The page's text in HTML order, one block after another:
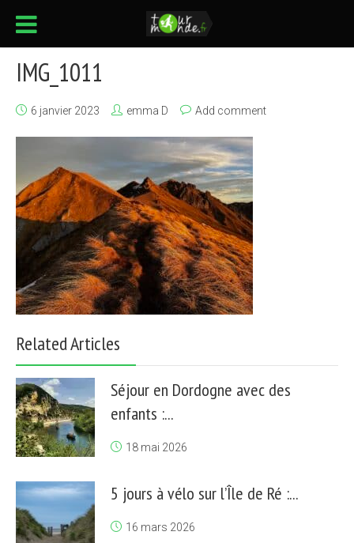
IMG_1011
6 janvier 2023 emma D Add comment
Related Articles
Séjour en Dordogne avec des
enfants :...
18 mai 2026
5 jours à vélo sur l’Île de Ré :...
16 mars 2026